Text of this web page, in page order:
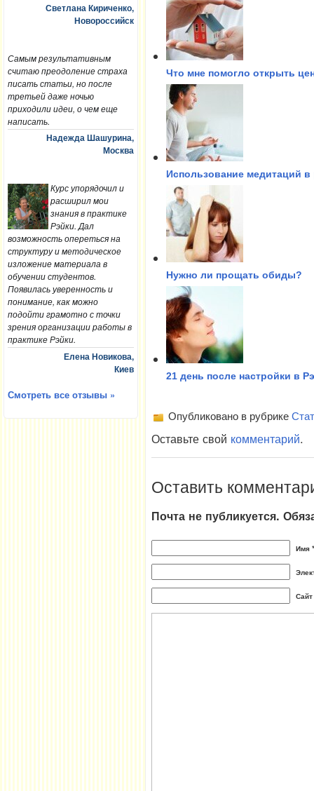
Светлана Кириченко,
Новороссийск
Самым результативным
считаю преодоление страха
писать статьи, но после
третьей даже ночью
приходили идеи, о чем еще
написать.
Надежда Шашурина,
Москва
Курс упорядочил и
расширил мои
знания в практике
Рэйки. Дал
возможность опереться на
структуру и методическое
изложение материала в
обучении студентов.
Появилась уверенность и
понимание, как можно
подойти грамотно с точки
зрения организации работы в
практике Рэйки.
Елена Новикова,
Киев
Смотреть все отзывы »
Что мне помогло открыть
Использование медитаций
Нужно ли прощать обиды?
21 день после настройки в
Опубликовано в рубрике
Оставьте свой комментарий.
Оставить
Почта не публикуется.
Имя *
Сайт